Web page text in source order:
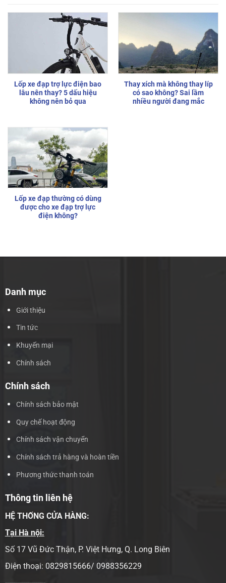
Lốp xe đạp trợ lực điện bao
lâu nên thay? 5 dấu hiệu
không nên bỏ qua
Thay xích mà không thay líp
có sao không? Sai lầm
nhiều người đang mắc
Lốp xe đạp thường có dùng
được cho xe đạp trợ lực
điện không?
Danh mục
Giới thiệu
Tin tức
Khuyến mại
Chính sách
Chính sách
Chính sách bảo mật
Quy chế hoạt động
Chính sách vận chuyển
Chính sách trả hàng và hoàn tiền
Phương thức thanh toán
Thông tin liên hệ
HỆ THỐNG CỬA HÀNG:
Tại Hà nội:
Số 17 Vũ Đức Thận, P. Việt Hưng, Q. Long Biên
Điện thoại: 0829815666/ 0988356229